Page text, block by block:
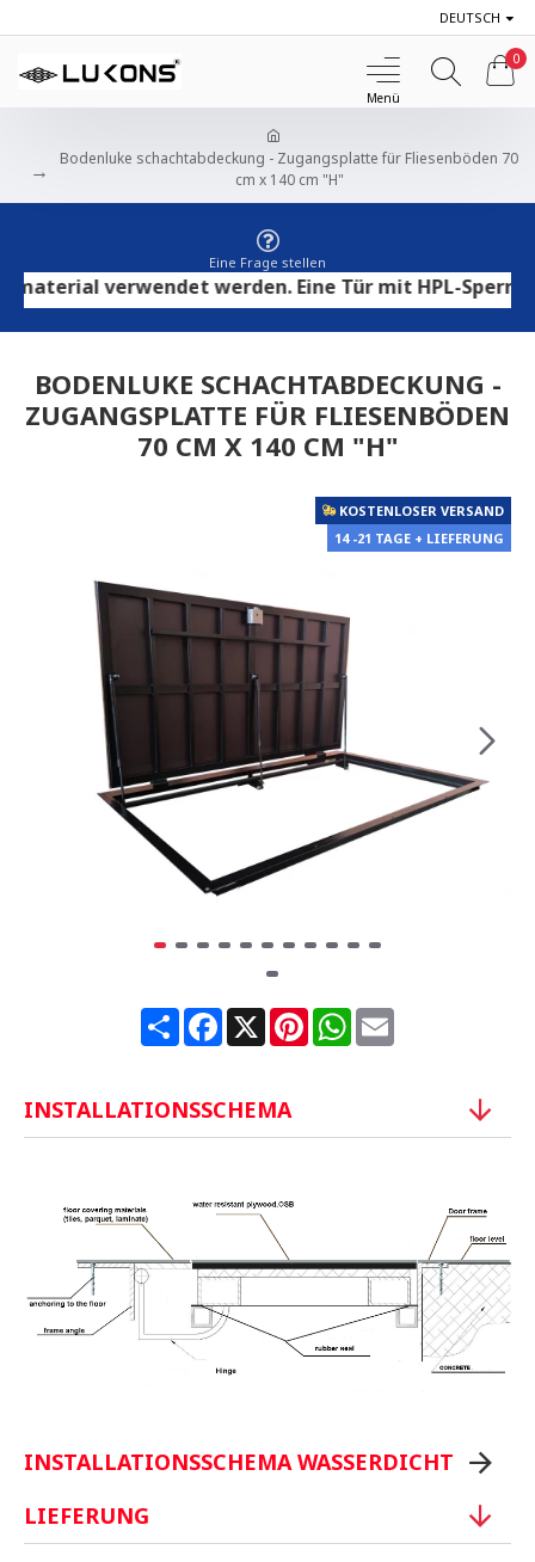
DEUTSCH
0
Bodenluke schachtabdeckung - Zugangsplatte für Fliesenböden 70
cm x 140 cm "H"
Eine Frage stellen
verwendet werden. Eine Tür mit HPL-Sperrholz
BODENLUKE SCHACHTABDECKUNG -
ZUGANGSPLATTE FÜR FLIESENBÖDEN
70 CM X 140 CM "H"
KOSTENLOSER VERSAND
14 -21 TAGE + LIEFERUNG
ShareFacebook
X PinterestWhatsApp
Email
INSTALLATIONSSCHEMA
INSTALLATIONSSCHEMA WASSERDICHT
LIEFERUNG